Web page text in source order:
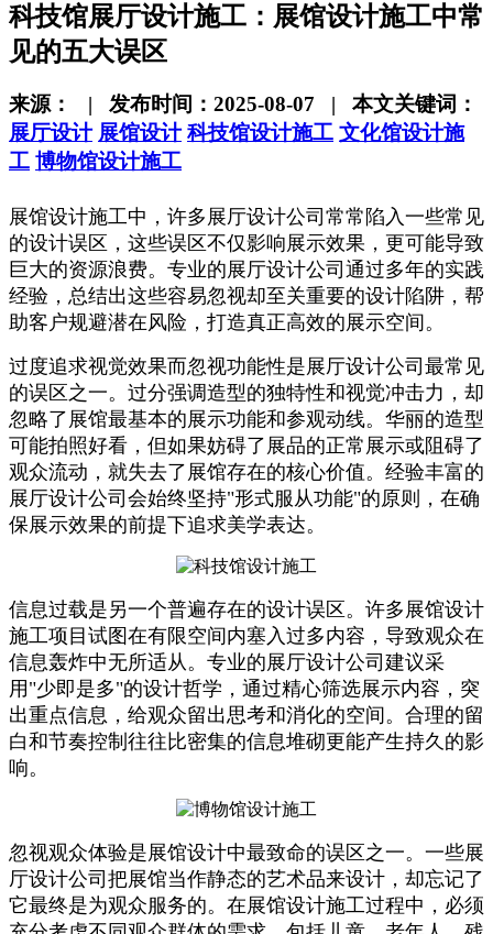
科技馆展厅设计施工：展馆设计施工中常
见的五大误区
来源： | 发布时间：2025-08-07 | 本文关键词：
展厅设计 展馆设计 科技馆设计施工 文化馆设计施
工 博物馆设计施工
展馆设计施工中，许多展厅设计公司常常陷入一些常见
的设计误区，这些误区不仅影响展示效果，更可能导致
巨大的资源浪费。专业的展厅设计公司通过多年的实践
经验，总结出这些容易忽视却至关重要的设计陷阱 ，帮
助客户规避潜在风险，打造真正高效的展示空间。
过度追求视觉效果而忽视功能性是展厅设计公司最常见
的误区之一。过分强调造型的独特性和视觉冲击力，却
忽略了展馆最基本的展示功能和参观动线。华丽的造型
可能拍照好看，但如果妨碍了展品的正常展示或阻碍了
观众流动，就失去了展馆存在的核心价值。经验丰富的
展厅设计公司会始终坚持"形式服从功能"的原则，在确
保展示效果的前提下追求美学表达。
信息过载是另一个普遍存在的设计误区。许多展馆设计
施工项目试图在有限空间内塞入过多内容，导致观众在
信息轰炸中无所适从。专业的展厅设计公司建议采
用"少即是多"的设计哲学，通过精心筛选展示内容，突
出重点信息，给观众留出思考和消化的空间。合理的留
白和节奏控制往往比密集的信息堆砌更能产生持久的影
响。
忽视观众体验是展馆设计中最致命的误区之一。一些展
厅设计公司把展馆当作静态的艺术品来设计，却忘记了
它最终是为观众服务的。在展馆设计施工过程中，必须